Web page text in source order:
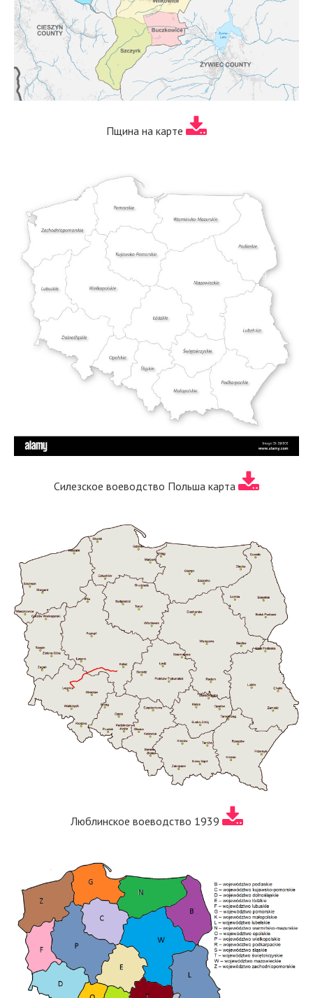
Пщина на карте
Силезское воеводство Польша карта
Люблинское воеводство 1939